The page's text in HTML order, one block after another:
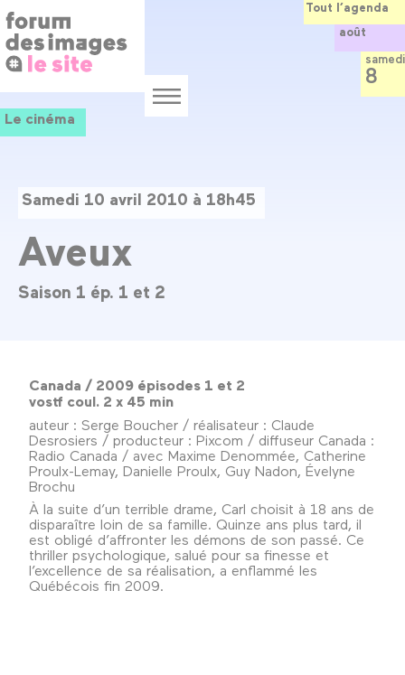
au
contenu
principal
Menu
Le cinéma
Samedi 10 avril 2010 à 18h45
Aveux
Saison 1 ép. 1 et 2
Canada / 2009 épisodes 1 et 2
vostf coul. 2 x 45 min
auteur : Serge Boucher / réalisateur : Claude
Desrosiers / producteur : Pixcom / diffuseur Canada :
Radio Canada / avec Maxime Denommée, Catherine
Proulx-Lemay, Danielle Proulx, Guy Nadon, Évelyne
Brochu
À la suite d’un terrible drame, Carl choisit à 18 ans de
disparaître loin de sa famille. Quinze ans plus tard, il
est obligé d’affronter les démons de son passé. Ce
thriller psychologique, salué pour sa finesse et
l’excellence de sa réalisation, a enflammé les
Québécois fin 2009.
Tout l’agenda
août
samedi
8